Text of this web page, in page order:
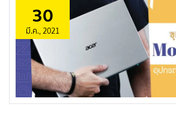
30
มี.ค., 2021